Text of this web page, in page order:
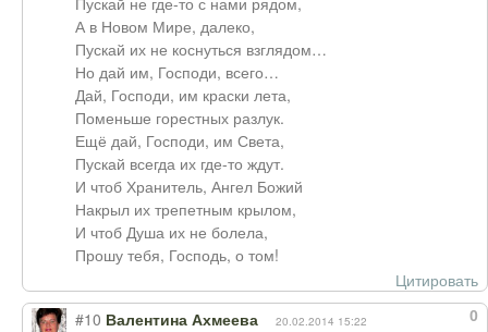
А в Новом Мире, далеко,
Пускай их не коснуться взглядом…
Но дай им, Господи, всего…
Дай, Господи, им краски лета,
Поменьше горестных разлук.
Ещё дай, Господи, им Света,
Пускай всегда их где-то ждут.
И чтоб Хранитель, Ангел Божий
Накрыл их трепетным крылом,
И чтоб Душа их не болела,
Прошу тебя, Господь, о том!
Цитировать
0
#10 Валентина Ахмеева 20.02.2014 15:22